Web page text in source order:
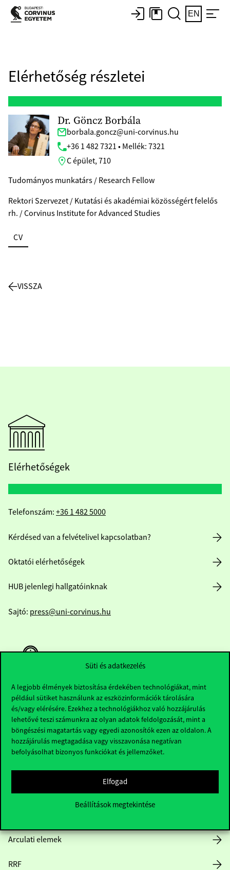
Süti és adatkezelés
A legjobb élmények biztosítása érdekében technológiákat, mint
például sütiket használunk az eszközinformációk tárolására
és/vagy elérésére. Ezekhez a technológiákhoz való hozzájárulás
lehetővé teszi számunkra az olyan adatok feldolgozását, mint a
böngészési magatartás vagy egyedi azonosítók ezen az oldalon. A
hozzájárulás megtagadása vagy visszavonása negatívan
befolyásolhat bizonyos funkciókat és jellemzőket.
Elfogad
Beállítások megtekintése
EN
Elérhetőség részletei
Dr. Göncz Borbála
borbala.goncz@uni-corvinus.hu
+36 1 482 7321 • Mellék: 7321
C épület, 710
Tudományos munkatárs / Research Fellow
Rektori Szervezet / Kutatási és akadémiai közösségért felelős
rh. / Corvinus Institute for Advanced Studies
CV
VISSZA
Elérhetőségek
Telefonszám: +36 1 482 5000
Kérdésed van a felvételivel kapcsolatban?
Oktatói elérhetőségek
HUB jelenlegi hallgatóinknak
Sajtó: press@uni-corvinus.hu
Hasznos linkek
Nyitvatartás
Arculati elemek
RRF